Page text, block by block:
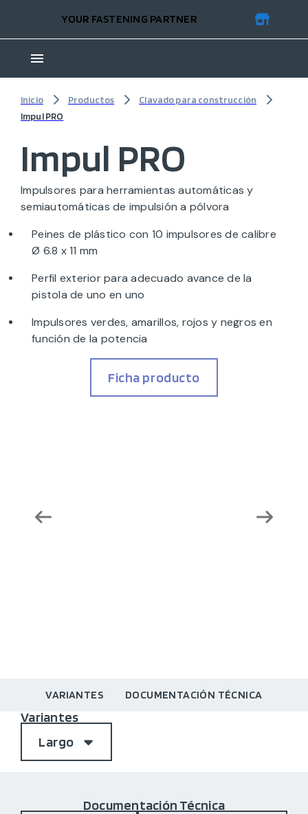
YOUR FASTENING PARTNER
Inicio Productos
Clavado para construcción
Impul PRO
Impul PRO
Impulsores para herramientas automáticas y
semiautomáticas de impulsión a pólvora
Peines de plástico con 10 impulsores de calibre
Ø 6.8 x 11 mm
Perfil exterior para adecuado avance de la
pistola de uno en uno
Impulsores verdes, amarillos, rojos y negros en
función de la potencia
Ficha producto
VARIANTES DOCUMENTACIÓN TÉCNICA
Variantes
Largo
Documentación Técnica